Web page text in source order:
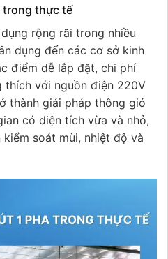
trong thực tế
rộng rãi trong nhiều
dụng đến các cơ sở kinh
điểm dễ lắp đặt, chi phí
thích với nguồn điện 220V
thành giải pháp thông gió
có diện tích vừa và nhỏ,
soát mùi, nhiệt độ và